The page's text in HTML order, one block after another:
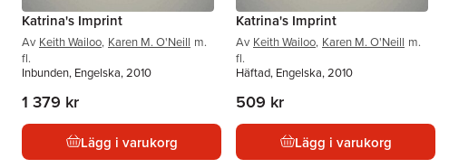
Katrina's Imprint
Av Keith Wailoo, Karen M. O'Neill m.
fl.
Inbunden, Engelska, 2010
1 379 kr
Lägg i varukorg
Katrina's Imprint
Av Keith Wailoo, Karen M. O'Neill m.
fl.
Häftad, Engelska, 2010
509 kr
Lägg i varukorg